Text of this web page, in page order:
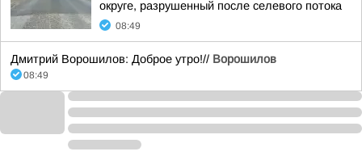
округе, разрушенный после селевого потока
08:49
Дмитрий Ворошилов: Доброе утро!// Ворошилов
08:49